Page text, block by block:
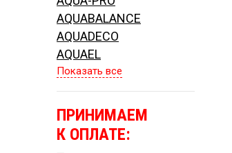
AQUABALANCE
AQUADECO
AQUAEL
Показать все
ПРИНИМАЕМ
К ОПЛАТЕ: